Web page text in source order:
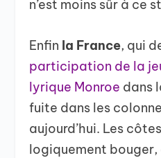
n’est moins sûr à ce
Enfin la France, qui
participation de la
lyrique Monroe dans
fuite dans les
aujourd’hui. Les
logiquement bouger,